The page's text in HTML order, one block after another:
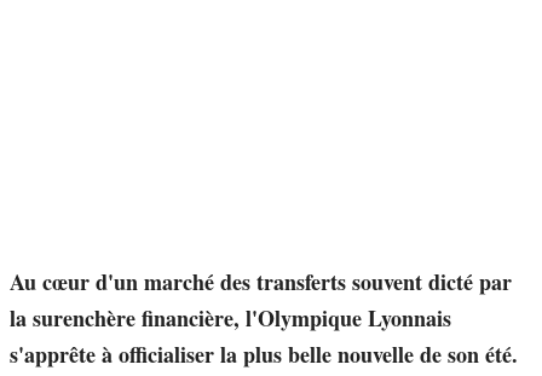
Au cœur d'un marché des transferts souvent dicté par
la surenchère financière, l'Olympique Lyonnais
s'apprête à officialiser la plus belle nouvelle de son été.